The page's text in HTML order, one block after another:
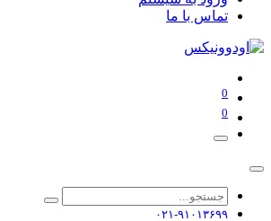
تماس با ما
0
0
۰۲۱-۹۱۰۱۳۶۹۹